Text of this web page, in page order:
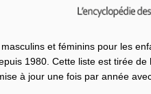
et féminins pour les
1980. Cette liste est tirée
à jour une fois par année